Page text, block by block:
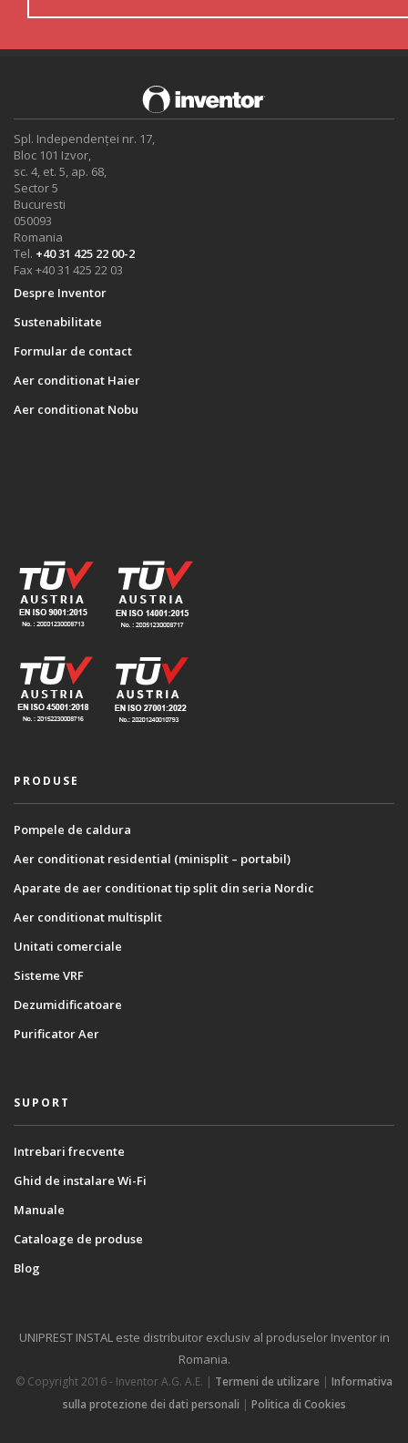
Spl. Independenței nr. 17,
Bloc 101 Izvor,
sc. 4, et. 5, ap. 68,
Sector 5
Bucuresti
050093
Romania
Tel. +40 31 425 22 00-2
Fax +40 31 425 22 03
Despre Inventor
Sustenabilitate
Formular de contact
Aer conditionat Haier
Aer conditionat Nobu
PRODUSE
Pompele de caldura
Aer conditionat residential (minisplit – portabil)
Aparate de aer conditionat tip split din seria Nordic
Aer conditionat multisplit
Unitati comerciale
Sisteme VRF
Dezumidificatoare
Purificator Aer
SUPORT
Intrebari frecvente
Ghid de instalare Wi-Fi
Manuale
Cataloage de produse
Blog
UNIPREST INSTAL este distribuitor exclusiv al produselor Inventor in
Romania.
© Copyright 2016 - Inventor A.G. Α.Ε. | Termeni de utilizare | Informativa
sulla protezione dei dati personali | Politica di Cookies